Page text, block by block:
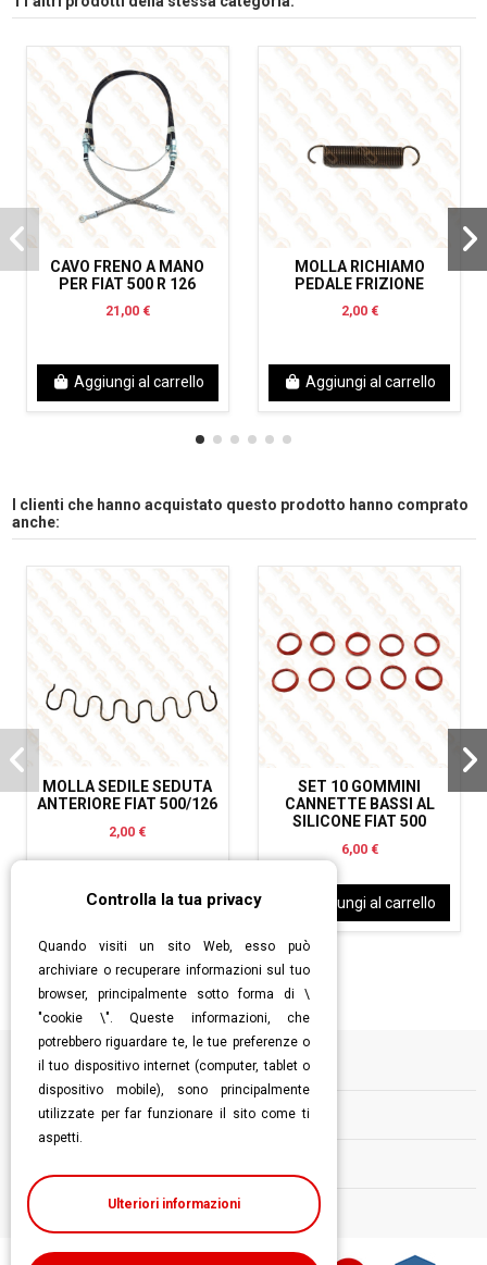
CAVO FRENO A MANO
PER FIAT 500 R 126
21,00 €
Aggiungi al carrello
MOLLA RICHIAMO
PEDALE FRIZIONE
2,00 €
Aggiungi al carrello
I clienti che hanno acquistato questo prodotto hanno comprato
anche:
MOLLA SEDILE SEDUTA
ANTERIORE FIAT 500/126
2,00 €
Aggiungi al carrello
SET 10 GOMMINI
CANNETTE BASSI AL
SILICONE FIAT 500
6,00 €
Aggiungi al carrello
Informazioni
Follow us
Controlla la tua privacy
Quando visiti un sito Web, esso può
archiviare o recuperare informazioni sul tuo
browser, principalmente sotto forma di \
"cookie \". Queste informazioni, che
potrebbero riguardare te, le tue preferenze o
il tuo dispositivo internet (computer, tablet o
dispositivo mobile), sono principalmente
utilizzate per far funzionare il sito come ti
aspetti.
Ulteriori informazioni